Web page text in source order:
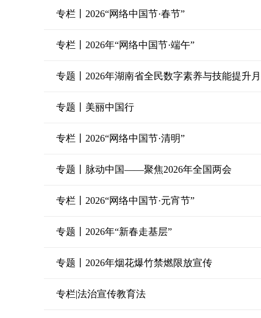
专栏丨2026“网络中国节·春节”
专栏丨2026年“网络中国节·端午”
专题丨2026年湖南省全民数字素养与技能提升月
专题丨美丽中国行
专栏丨2026“网络中国节·清明”
专题丨脉动中国——聚焦2026年全国两会
专栏丨2026“网络中国节·元宵节”
专题丨2026年“新春走基层”
专题丨2026年烟花爆竹禁燃限放宣传
专栏|法治宣传教育法